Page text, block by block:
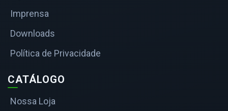
Imprensa
Downloads
Política de Privacidade
CATÁLOGO
Nossa Loja